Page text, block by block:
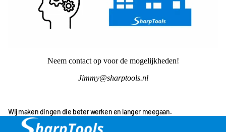
Neem contact op voor de mogelijkheden!
Jimmy@sharptools.nl
Wij maken dingen die beter werken en langer meegaan.